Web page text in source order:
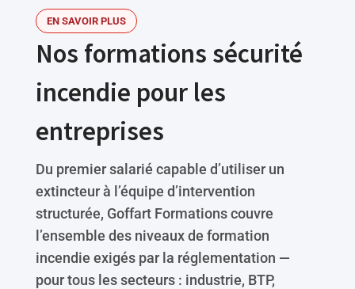
EN SAVOIR PLUS
Nos formations sécurité
incendie pour les
entreprises
Du premier salarié capable d’utiliser un
extincteur à l’équipe d’intervention
structurée, Goffart Formations couvre
l’ensemble des niveaux de formation
incendie exigés par la réglementation —
pour tous les secteurs : industrie, BTP,